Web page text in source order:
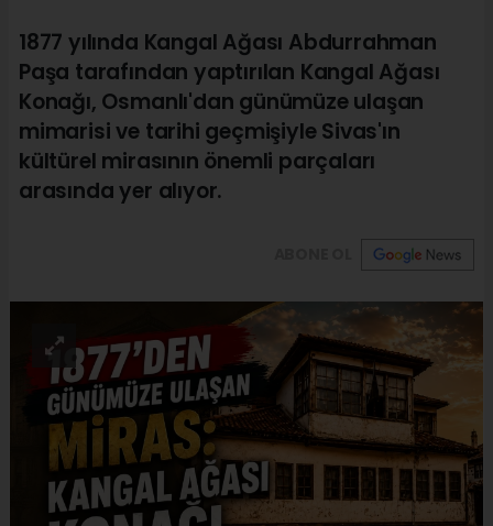
1877 yılında Kangal Ağası Abdurrahman
Paşa tarafından yaptırılan Kangal Ağası
Konağı, Osmanlı'dan günümüze ulaşan
mimarisi ve tarihi geçmişiyle Sivas'ın
kültürel mirasının önemli parçaları
arasında yer alıyor.